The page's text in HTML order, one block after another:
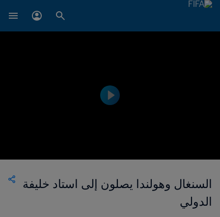
السنغال وهولندا يصلون إلى استاد خليفة
الدولي